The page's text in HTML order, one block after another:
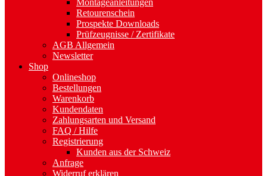
Montageanleitungen
Retourenschein
Prospekte Downloads
Prüfzeugnisse / Zertifikate
AGB Allgemein
Newsletter
Shop
Onlineshop
Bestellungen
Warenkorb
Kundendaten
Zahlungsarten und Versand
FAQ / Hilfe
Registrierung
Kunden aus der Schweiz
Anfrage
Widerruf erklären